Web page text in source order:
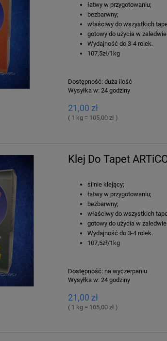
łatwy w przygotowaniu;
bezbarwny;
właściwy do wszystkich
gotowy do użycia w
Wydajność do 3-4 rolek.
107,5zł/1kg
Dostępność: duża ilość
Wysyłka w: 24 godziny
21,00 zł
( 1 kg = 105,00 zł )
Klej Do Tapet
silnie klejący;
łatwy w przygotowaniu;
bezbarwny;
właściwy do wszystkich
gotowy do użycia w
Wydajność do 3-4 rolek.
107,5zł/1kg
Dostępność: na wyczerpaniu
Wysyłka w: 24 godziny
21,00 zł
( 1 kg = 105,00 zł )